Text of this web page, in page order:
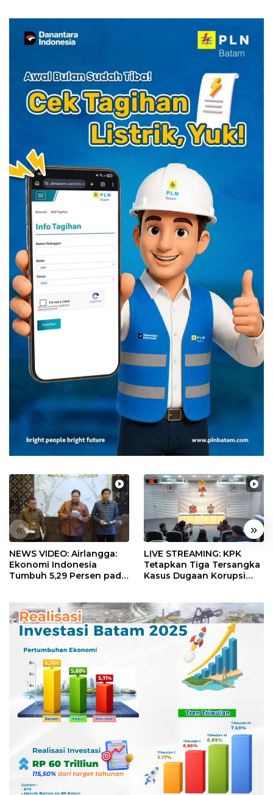
« »
NEWS VIDEO: Airlangga:
Ekonomi Indonesia
Tumbuh 5,29 Persen pada
LIVE STREAMING: KPK
Tetapkan Tiga Tersangka
Kasus Dugaan Korupsi